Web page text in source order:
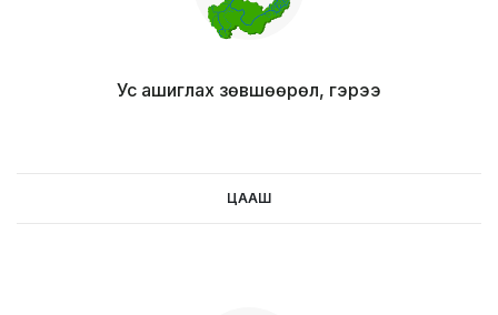
Ус ашиглах зөвшөөрөл, гэрээ
ЦААШ